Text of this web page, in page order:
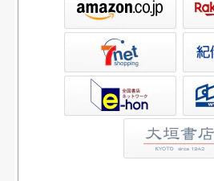
書店ウェブストア